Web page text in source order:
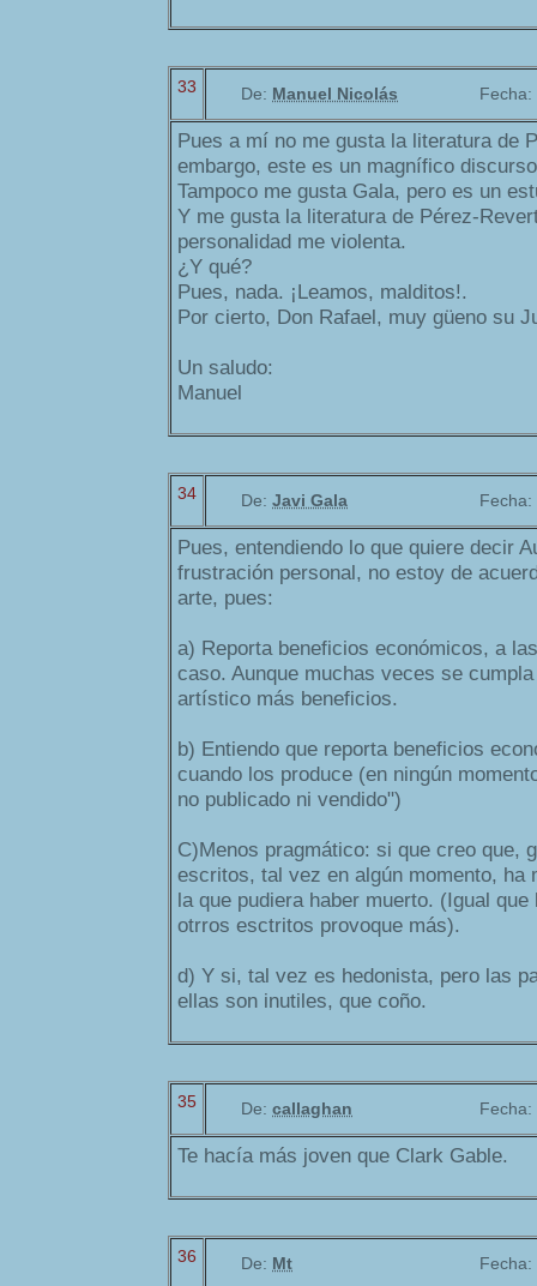
33 De: Manuel Nicolás Fecha:
Pues a mí no me gusta la literatura de
embargo, este es un magnífico
Tampoco me gusta Gala, pero es un
Y me gusta la literatura de Pérez-
personalidad me violenta.
¿Y qué?
Pues, nada. ¡Leamos, malditos!.
Por cierto, Don Rafael, muy güeno su
Un saludo:
Manuel
34 De: Javi Gala Fecha:
Pues, entendiendo lo que quiere decir
frustración personal, no estoy de
arte, pues:
a) Reporta beneficios económicos, a
caso. Aunque muchas veces se
artístico más beneficios.
b) Entiendo que reporta beneficios
cuando los produce (en ningún
no publicado ni vendido")
C)Menos pragmático: si que creo que,
escritos, tal vez en algún momento, ha
la que pudiera haber muerto. (Igual
otrros esctritos provoque más).
d) Y si, tal vez es hedonista, pero las
ellas son inutiles, que coño.
35 De: callaghan Fecha:
Te hacía más joven que Clark Gable.
36 De: Mt Fecha: